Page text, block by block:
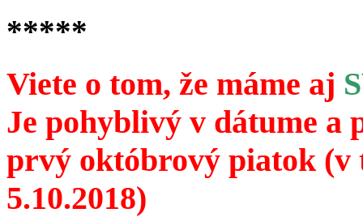
*****
Viete o tom, že máme aj
Je pohyblivý v dátume a
prvý októbrový piatok
5.10.2018)